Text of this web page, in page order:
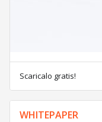
Scaricalo gratis!
WHITEPAPER